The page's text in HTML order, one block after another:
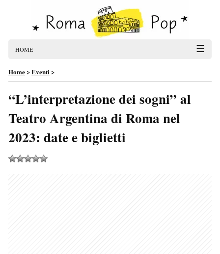
HOME ☰
Home>Eventi>
“L’interpretazione dei sogni” al
Teatro Argentina di Roma nel
2023: date e biglietti